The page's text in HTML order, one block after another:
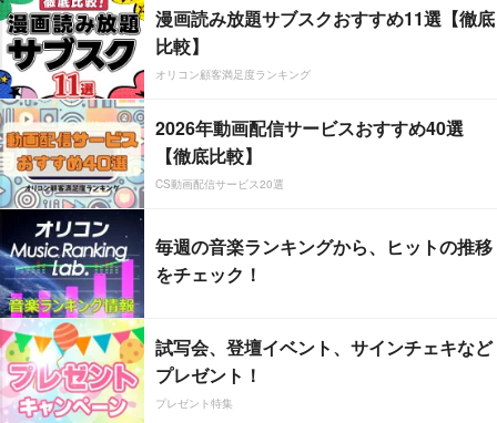
漫画読み放題サブスクおすすめ11選【徹底
比較】
オリコン顧客満足度ランキング
2026年動画配信サービスおすすめ40選
【徹底比較】
CS動画配信サービス20選
毎週の音楽ランキングから、ヒットの推移
をチェック！
試写会、登壇イベント、サインチェキなど
プレゼント！
プレゼント特集